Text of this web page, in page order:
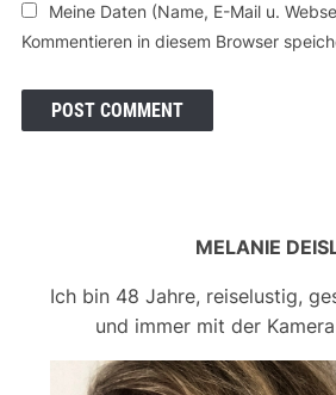
Meine Daten (Name, E-Mail u.
Kommentieren in diesem Browser
MELANIE
Ich bin 48 Jahre, reiselustig,
und immer mit der